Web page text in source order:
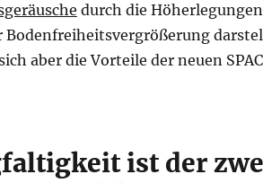
durch die
Bodenfreiheitsvergrößerung
aber die Vorteile der neuen
ist der